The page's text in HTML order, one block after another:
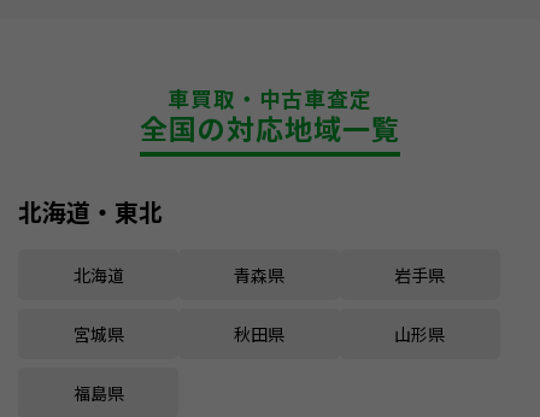
車買取・中古車査定
全国の対応地域一覧
北海道・東北
北海道 青森県 岩手県
宮城県 秋田県 山形県
福島県